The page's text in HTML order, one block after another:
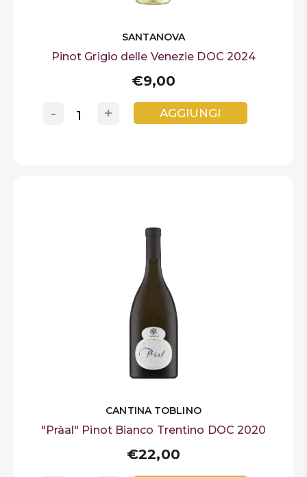
SANTANOVA
Pinot Grigio delle Venezie DOC 2024
€9,00
+
- AGGIUNGI
CANTINA TOBLINO
"Pràal" Pinot Bianco Trentino DOC 2020
€22,00